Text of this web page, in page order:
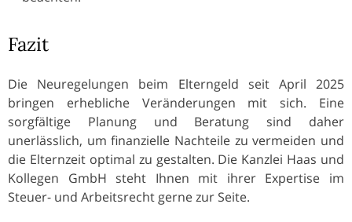
Fazit
Die Neuregelungen beim Elterngeld seit April 2025
bringen erhebliche Veränderungen mit sich. Eine
sorgfältige Planung und Beratung sind daher
unerlässlich, um finanzielle Nachteile zu vermeiden und
die Elternzeit optimal zu gestalten. Die Kanzlei Haas und
Kollegen GmbH steht Ihnen mit ihrer Expertise im
Steuer- und Arbeitsrecht gerne zur Seite.